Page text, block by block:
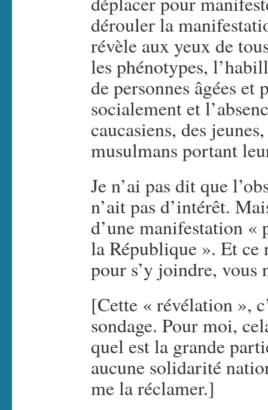
dérouler la
révèle aux yeux de
les phénotypes,
de personnes âgées et
socialement et
caucasiens, des
musulmans portant
Je n’ai pas dit que
n’ait pas d’intérêt.
d’une manifestation «
la République ». Et ce
pour s’y joindre, vous
[Cette « révélation »,
sondage. Pour moi,
quel est la grande
aucune solidarité
me la réclamer.]